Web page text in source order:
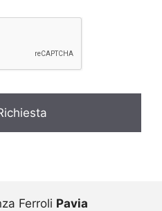
Ferroli Pavia